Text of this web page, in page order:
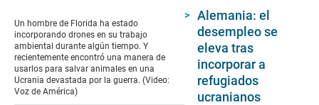
of
0
seconds
Un hombre de Florida ha estado
incorporando drones en su trabajo
ambiental durante algún tiempo. Y
recientemente encontró una manera de
usarlos para salvar animales en una
Ucrania devastada por la guerra. (Video:
Voz de América)
Alemania: el
desempleo se
eleva tras
incorporar a
refugiados
ucranianos